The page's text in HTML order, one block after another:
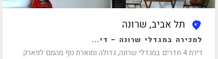
תל אביב, שרונה
למכירה במגדלי שרונה – די...
דירת 4 חדרים במגדלי שרונה, גדולה ומוארת נוף מהמם לפארק